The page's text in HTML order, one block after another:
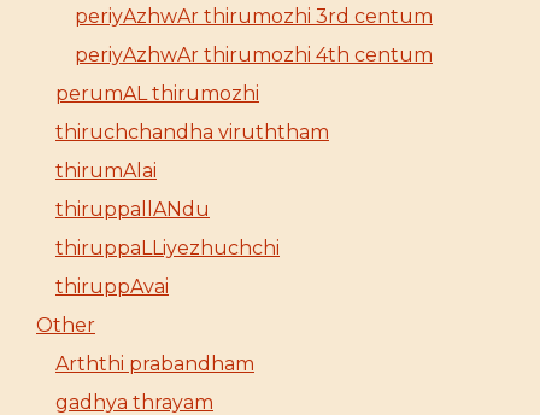
periyAzhwAr thirumozhi 3rd centum
periyAzhwAr thirumozhi 4th centum
perumAL thirumozhi
thiruchchandha viruththam
thirumAlai
thiruppallANdu
thiruppaLLiyezhuchchi
thiruppAvai
Other
Arththi prabandham
gadhya thrayam